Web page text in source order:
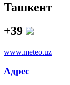
Ташкент
+39
www.meteo.uz
Адрес